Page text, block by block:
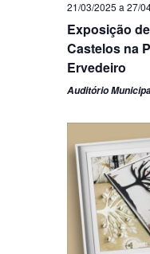
21/03/2025 a 27/
Exposição
Castelos na
Ervedeiro
Auditório